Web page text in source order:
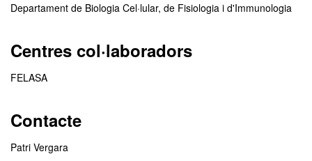
Departament de Biologia Cel·lular, de Fisiologia i d'Immunologia
Centres col·laboradors
FELASA
Contacte
Patri Vergara